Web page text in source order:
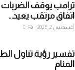
ترامب يوقف الضربات
اتفاق مرتقب يعيد...
أغسطس 2, 2026 0
تفسير رؤية تناول
المنام